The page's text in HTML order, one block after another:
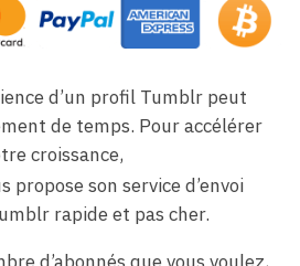
d’un profil Tumblr peut
de temps. Pour accélérer
croissance,
propose son service d’envoi
rapide et pas cher.